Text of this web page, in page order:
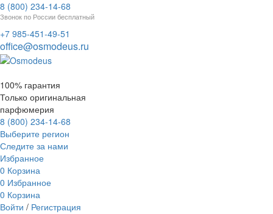
8 (800) 234-14-68
Звонок по России бесплатный
+7 985-451-49-51
office@osmodeus.ru
100% гарантия
Только оригинальная
парфюмерия
8 (800) 234-14-68
Выберите регион
Следите за нами
Избранное
0 Корзина
0 Избранное
0 Корзина
Войти / Регистрация